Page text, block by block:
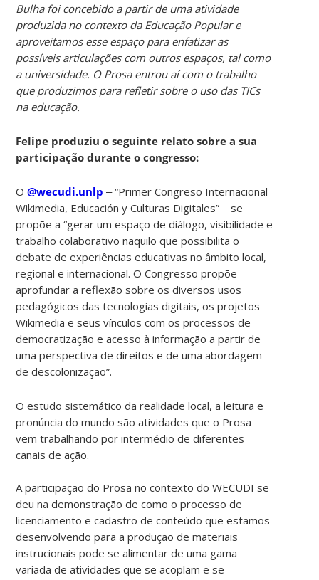
Bulha foi concebido a partir de uma atividade
produzida no contexto da Educação Popular e
aproveitamos esse espaço para enfatizar as
possíveis articulações com outros espaços, tal como
a universidade. O Prosa entrou aí com o trabalho
que produzimos para refletir sobre o uso das TICs
na educação.
Felipe produziu o seguinte relato sobre a sua
participação durante o congresso:
O@wecudi.unlp ‒ “Primer Congreso Internacional
Wikimedia, Educación y Culturas Digitales” ‒ se
propõe a “gerar um espaço de diálogo, visibilidade e
trabalho colaborativo naquilo que possibilita o
debate de experiências educativas no âmbito local,
regional e internacional. O Congresso propõe
aprofundar a reflexão sobre os diversos usos
pedagógicos das tecnologias digitais, os projetos
Wikimedia e seus vínculos com os processos de
democratização e acesso à informação a partir de
uma perspectiva de direitos e de uma abordagem
de descolonização”.
O estudo sistemático da realidade local, a leitura e
pronúncia do mundo são atividades que o Prosa
vem trabalhando por intermédio de diferentes
canais de ação.
A participação do Prosa no contexto do WECUDI se
deu na demonstração de como o processo de
licenciamento e cadastro de conteúdo que estamos
desenvolvendo para a produção de materiais
instrucionais pode se alimentar de uma gama
variada de atividades que se acoplam e se